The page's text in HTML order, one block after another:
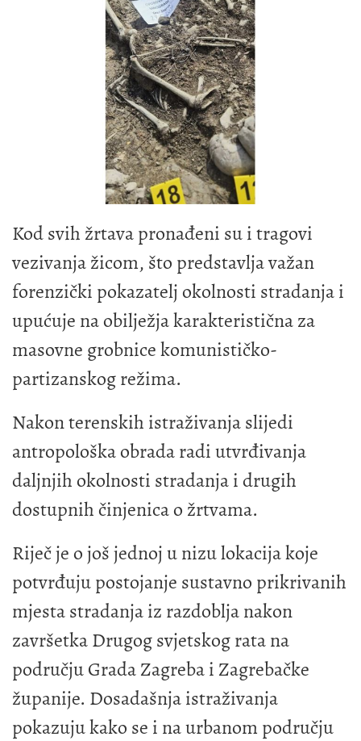
Kod svih žrtava pronađeni su i tragovi
vezivanja žicom, što predstavlja važan
forenzički pokazatelj okolnosti stradanja i
upućuje na obilježja karakteristična za
masovne grobnice komunističko-
partizanskog režima.
Nakon terenskih istraživanja slijedi
antropološka obrada radi utvrđivanja
daljnjih okolnosti stradanja i drugih
dostupnih činjenica o žrtvama.
Riječ je o još jednoj u nizu lokacija koje
potvrđuju postojanje sustavno prikrivanih
mjesta stradanja iz razdoblja nakon
završetka Drugog svjetskog rata na
području Grada Zagreba i Zagrebačke
županije. Dosadašnja istraživanja
pokazuju kako se i na urbanom području